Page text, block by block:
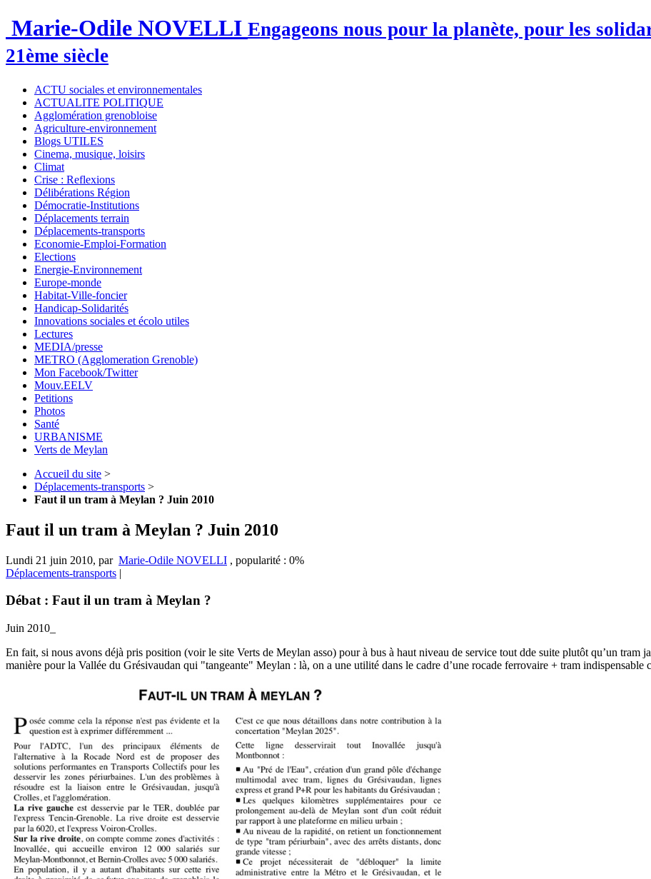
Marie-Odile NOVELLI Engageons nous pour la planète, pour les
21ème siècle
ACTU sociales et environnementales
ACTUALITE POLITIQUE
Agglomération grenobloise
Agriculture-environnement
Blogs UTILES
Cinema, musique, loisirs
Climat
Crise : Reflexions
Délibérations Région
Démocratie-Institutions
Déplacements terrain
Déplacements-transports
Economie-Emploi-Formation
Elections
Energie-Environnement
Europe-monde
Habitat-Ville-foncier
Handicap-Solidarités
Innovations sociales et écolo utiles
Lectures
MEDIA/presse
METRO (Agglomeration Grenoble)
Mon Facebook/Twitter
Mouv.EELV
Petitions
Photos
Santé
URBANISME
Verts de Meylan
Accueil du site >
Déplacements-transports >
Faut il un tram à Meylan ? Juin 2010
Faut il un tram à Meylan ? Juin 2010
Lundi 21 juin 2010, par Marie-Odile NOVELLI , popularité : 0%
Déplacements-transports |
Débat : Faut il un tram à Meylan ?
Juin 2010_
En fait, si nous avons déjà pris position (voir le site Verts de Meylan asso) pour à bus à haut niveau de service tout dde suite plutôt qu’un tram
manière pour la Vallée du Grésivaudan qui "tangeante" Meylan : là, on a une utilité dans le cadre d’une rocade ferrovaire + tram indispensable